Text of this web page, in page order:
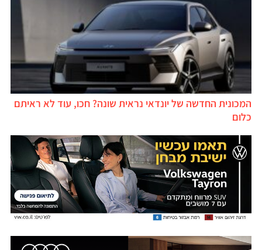
המכונית החדשה של יונדאי נראית שונה? חכו, עוד לא ראיתם
כלום